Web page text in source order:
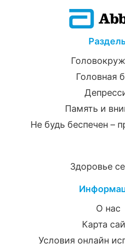
Головная
Память и
Не будь беспечен –
Здоровье
О нас
Карта
Условия онлайн